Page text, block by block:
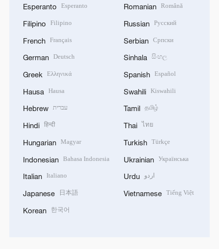
Esperanto Esperanto
Filipino Filipino
French Français
German Deutsch
Greek Ελληνικά
Hausa Hausa
Hebrew עברית
Hindi हिन्दी
Hungarian Magyar
Indonesian Bahasa Indonesia
Italian Italiano
Japanese 日本語
Korean 한국어
Romanian Română
Russian Русский
Serbian Српски
Sinhala සිංහල
Spanish Español
Swahili Kiswahili
Tamil தமிழ்
Thai ไทย
Turkish Türkçe
Ukrainian Українська
Urdu اردو
Vietnamese Tiếng Việt